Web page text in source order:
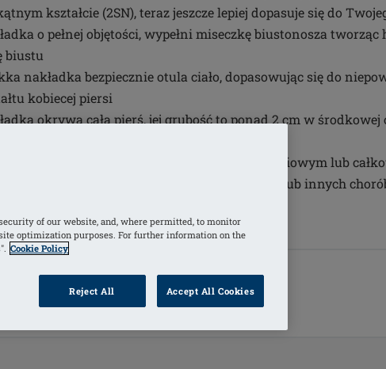
kształcie (2SN), teraz jeszcze lepiej dopasuje się do
o pełnej objętości, wypełni miseczkę biustonosza
biustu
nakładka bezpiecznie otula ciało, dopasowując się do
kobiecej piersi
okrywa całą pierś, jej grubość to ponad 2 cm w środkowej
Protezy piersi są stosowane po częściowym lub
piersi będęcym następstwem raka piersi lub innych
medyczny
(Wybrany)
of our website, and, where permitted, to monitor
optimization purposes. For further information on the
Cookie Policy
Reject All Accept All Cookies